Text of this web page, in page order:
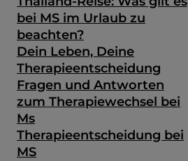
bei MS im Urlaub zu
beachten?
Dein Leben, Deine
Therapieentscheidung
Fragen und Antworten
zum Therapiewechsel bei
Ms
Therapieentscheidung bei
MS